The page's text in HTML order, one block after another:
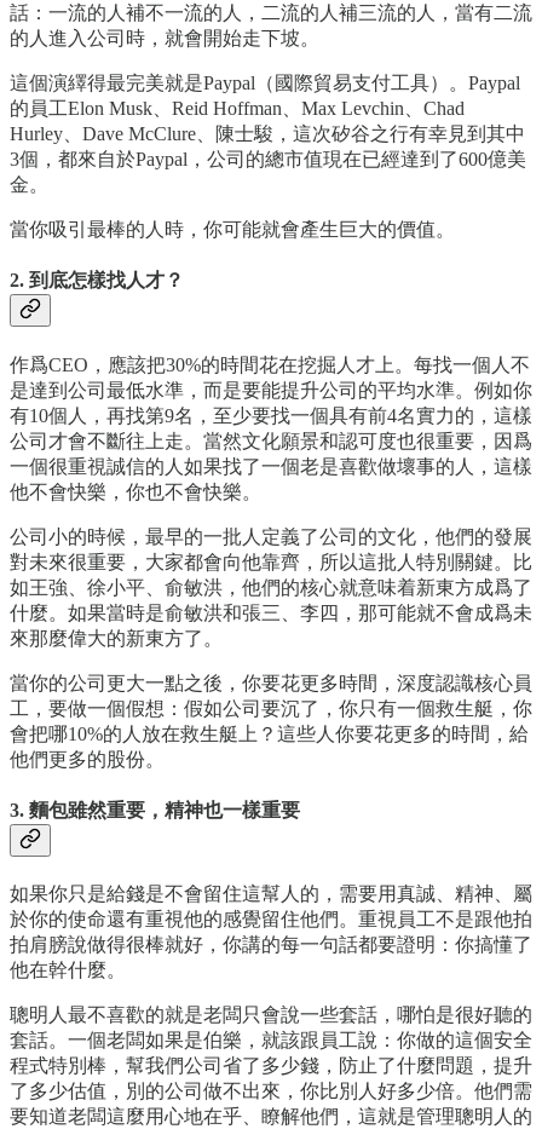
話：一流的人補不一流的人，二流的人補三流的人，當有二流
的人進入公司時，就會開始走下坡。
這個演繹得最完美就是Paypal（國際貿易支付工具）。Paypal
的員工Elon Musk、Reid Hoffman、Max Levchin、Chad
Hurley、Dave McClure、陳士駿，這次矽谷之行有幸見到其中
3個，都來自於Paypal，公司的總市值現在已經達到了600億美
金。
當你吸引最棒的人時，你可能就會產生巨大的價值。
2. 到底怎樣找人才？
作爲CEO，應該把30%的時間花在挖掘人才上。每找一個人不
是達到公司最低水準，而是要能提升公司的平均水準。例如你
有10個人，再找第9名，至少要找一個具有前4名實力的，這樣
公司才會不斷往上走。當然文化願景和認可度也很重要，因爲
一個很重視誠信的人如果找了一個老是喜歡做壞事的人，這樣
他不會快樂，你也不會快樂。
公司小的時候，最早的一批人定義了公司的文化，他們的發展
對未來很重要，大家都會向他靠齊，所以這批人特別關鍵。比
如王強、徐小平、俞敏洪，他們的核心就意味着新東方成爲了
什麼。如果當時是俞敏洪和張三、李四，那可能就不會成爲未
來那麼偉大的新東方了。
當你的公司更大一點之後，你要花更多時間，深度認識核心員
工，要做一個假想：假如公司要沉了，你只有一個救生艇，你
會把哪10%的人放在救生艇上？這些人你要花更多的時間，給
他們更多的股份。
3. 麵包雖然重要，精神也一樣重要
如果你只是給錢是不會留住這幫人的，需要用真誠、精神、屬
於你的使命還有重視他的感覺留住他們。重視員工不是跟他拍
拍肩膀說做得很棒就好，你講的每一句話都要證明：你搞懂了
他在幹什麼。
聰明人最不喜歡的就是老闆只會說一些套話，哪怕是很好聽的
套話。一個老闆如果是伯樂，就該跟員工說：你做的這個安全
程式特別棒，幫我們公司省了多少錢，防止了什麼問題，提升
了多少估值，別的公司做不出來，你比別人好多少倍。他們需
要知道老闆這麼用心地在乎、瞭解他們，這就是管理聰明人的